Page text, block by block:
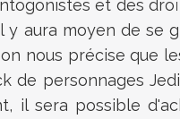
et des
y aura moyen de se
nous précise que
de personnages
il sera possible